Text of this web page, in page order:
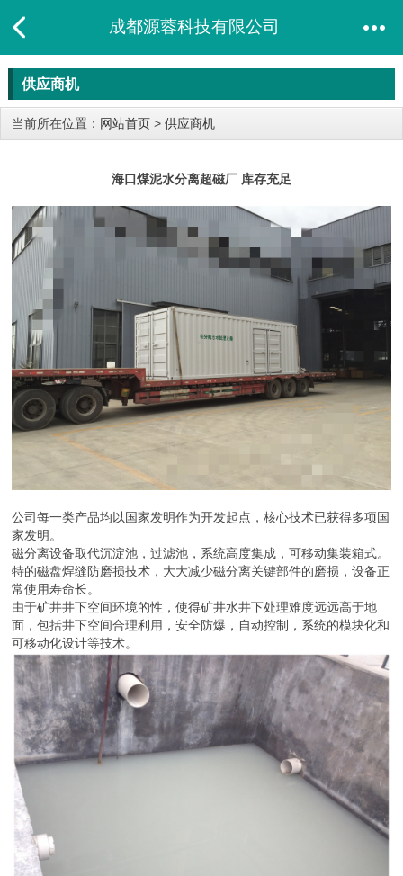
成都源蓉科技有限公司
供应商机
当前所在位置： 网站首页 > 供应商机
海口煤泥水分离超磁厂 库存充足
公司每一类产品均以国家发明作为开发起点，核心技术已获得多项国
家发明。
磁分离设备取代沉淀池，过滤池，系统高度集成，可移动集装箱式。
特的磁盘焊缝防磨损技术，大大减少磁分离关键部件的磨损，设备正
常使用寿命长。
由于矿井井下空间环境的性，使得矿井水井下处理难度远远高于地
面，包括井下空间合理利用，安全防爆，自动控制，系统的模块化和
可移动化设计等技术。